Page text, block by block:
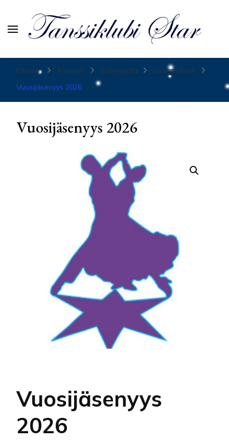
Tanssiurheiluseura Star
Etusivu Kauppa Jäsenyydet
Jäsenmaksut
Vuosijäsenyys 2026
Vuosijäsenyys 2026
Vuosijäsenyys
2026